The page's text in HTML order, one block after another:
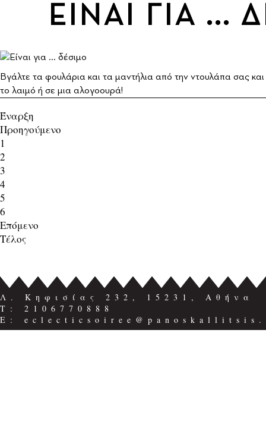
ΕΙΝΑΙ ΓΙΑ ...
Βγάλτε τα φουλάρια και τα μαντήλια από την ντουλάπα σας
το λαιμό ή σε μια αλογοουρά!
Έναρξη
Προηγούμενο
1
2
3
4
5
6
Επόμενο
Τέλος
Λ. Κηφισίας 232, 15231, Αθήνα
Τ: 2106770888
E: